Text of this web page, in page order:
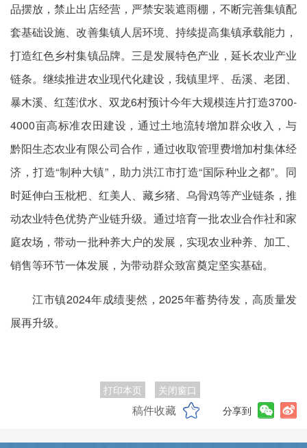
品摆放，禁止出店经营，严禁安装遮雨棚，不断完善集镇配
套基础设施、改善集镇人居环境、持续提高集镇承载能力，
打造红色乡村集镇品牌。三是发展特色产业，延长农业产业
链条。继续推进农业现代化建设，我镇里坪、岳溪、老团、
暴木溪、红莲洑水、双龙6村预计今年大规模连片打造3700-
4000亩高标准农田建设，通过土地流转增加群众收入，与
黔阳生态农业有限公司合作，通过收取管理费增加村集体经
济，打造“制种大镇”，助力洪江市打造“国际种业之都”。同
时延伸白玉枇杷、红美人、藏乡猪、乌骨鸡等产业链条，推
动农业特色优势产业链升级。通过培育一批农业合作社和家
庭农场，带动一批种养大户的发展 ，实现农业种养、加工、
销售等环节一体发展，为带动群众致富奠定坚实基础。
江市镇2024年成绩斐然，2025年蓄势待发，高质量发
展再升级。
打印本页 关闭窗口
稿件收藏 分享到